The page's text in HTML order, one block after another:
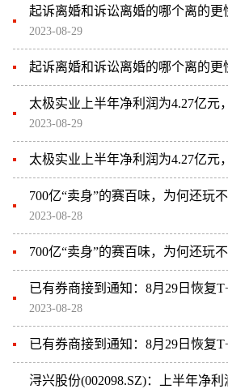
起诉离婚和诉讼离婚的哪个离的更
2023-08-29
起诉离婚和诉讼离婚的哪个离的更
太极实业上半年净利润为4.27亿元
2023-08-29
太极实业上半年净利润为4.27亿元
700亿“卖身”的赛百味，为何还玩
2023-08-28
700亿“卖身”的赛百味，为何还玩
已有券商接到通知：8月29日恢复
2023-08-28
已有券商接到通知：8月29日恢复
浔兴股份(002098.SZ)：上半年净